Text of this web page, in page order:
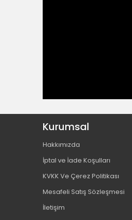
Kurumsal
Hakkımızda
İptal ve İade Koşulları
KVKK Ve Çerez Politikası
Mesafeli Satış Sözleşmesi
İletişim